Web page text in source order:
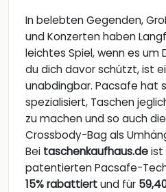
In belebten Gegenden,
und Konzerten haben
leichtes Spiel, wenn es
du dich davor schützt, ist
unabdingbar. Pacsafe hat
spezialisiert, Taschen
zu machen und so auch
Crossbody-Bag als
Bei taschenkaufhaus.deist
patentierten Pacsafe-
15% rabattiertund für